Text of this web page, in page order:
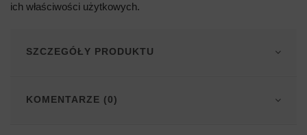
ich właściwości użytkowych.
SZCZEGÓŁY PRODUKTU
KOMENTARZE (0)